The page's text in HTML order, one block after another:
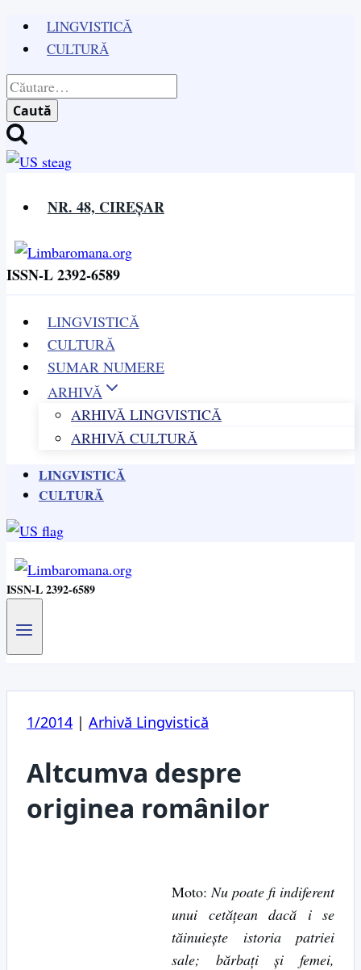
Skip
content
LINGVISTICĂ
CULTURĂ
Caută
după:
NR. 48, CIREȘAR
ISSN-L 2392-6589
LINGVISTICĂ
CULTURĂ
SUMAR NUMERE
ARHIVĂ
ARHIVĂ LINGVISTICĂ
ARHIVĂ CULTURĂ
LINGVISTICĂ
CULTURĂ
ISSN-L 2392-6589
1/2014 | Arhivă Lingvistică
Altcumva despre
originea românilor
Moto: Nu poate fi indiferent
unui cetăţean dacă i se
tăinuieşte istoria patriei
sale; bărbaţi şi femei,